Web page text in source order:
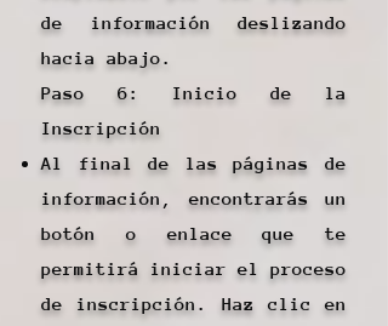
de información deslizando
hacia abajo.
Paso 6: Inicio de la
Inscripción
Al final de las páginas de
información, encontrarás un
botón o enlace que te
permitirá iniciar el proceso
de inscripción. Haz clic en